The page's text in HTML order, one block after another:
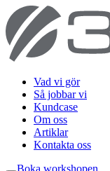
Vad vi gör
Så jobbar vi
Kundcase
Om oss
Artiklar
Kontakta oss
Boka workshopen